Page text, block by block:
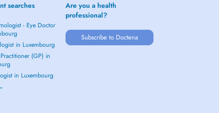
searches
- Eye Doctor
in Luxembourg
(GP) in
in Luxembourg
Are you a health
professional?
Subscribe to Doctena